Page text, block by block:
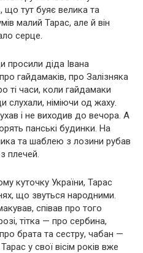
що тут буяє велика та
малий Тарас, але й він
серце.
просили діда Івана
гайдамаків, про Залізняка
ті часи, коли гайдамаки
слухали, німіючи од жаху.
і не виходив до вечора. А
панські будинки. На
та шаблею з лозини рубав
плечей.
куточку України, Тарас
що звуться народними.
співав про того
тітка — про сербина,
брата та сестру, чабан —
у свої вісім років вже